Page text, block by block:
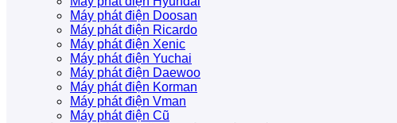
Máy phát điện Doosan
Máy phát điện Ricardo
Máy phát điện Xenic
Máy phát điện Yuchai
Máy phát điện Daewoo
Máy phát điện Korman
Máy phát điện Vman
Máy phát điện Cũ